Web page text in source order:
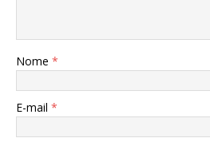
Nome *
E-mail *